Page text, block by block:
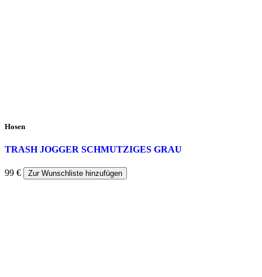
Hosen
TRASH JOGGER SCHMUTZIGES GRAU
99 € Zur Wunschliste hinzufügen